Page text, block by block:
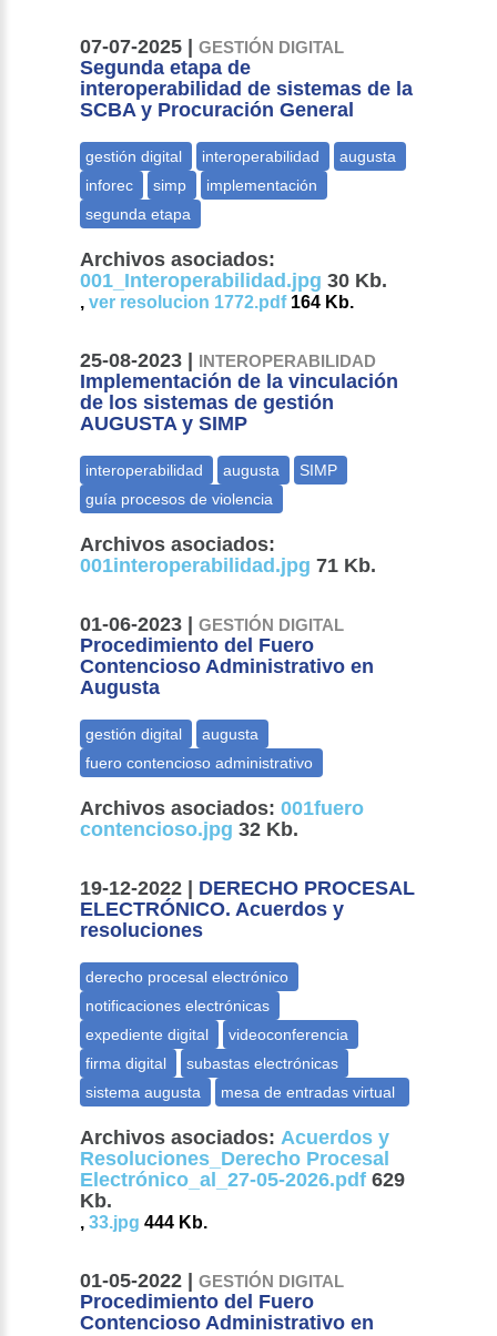
07-07-2025 |GESTIÓN DIGITAL
Segunda etapa de
interoperabilidad de sistemas de la
SCBA y Procuración General
Archivos asociados:
001_Interoperabilidad.jpg 30 Kb.
,ver resolucion 1772.pdf164 Kb.
25-08-2023 | INTEROPERABILIDAD
Implementación de la vinculación
de los sistemas de gestión
AUGUSTA y SIMP
Archivos asociados:
001interoperabilidad.jpg 71 Kb.
01-06-2023 |GESTIÓN DIGITAL
Procedimiento del Fuero
Contencioso Administrativo en
Augusta
Archivos asociados: 001fuero
contencioso.jpg 32 Kb.
19-12-2022 | DERECHO PROCESAL
ELECTRÓNICO. Acuerdos y
resoluciones
Archivos asociados: Acuerdos y
Resoluciones_Derecho Procesal
Electrónico_al_27-05-2026.pdf 629
Kb.
,33.jpg 444 Kb.
01-05-2022 |GESTIÓN DIGITAL
Procedimiento del Fuero
Contencioso Administrativo en